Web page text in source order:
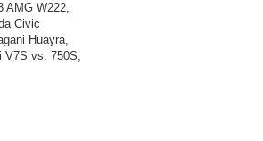
AMG W222,
Civic
Huayra,
V7S vs. 750S,